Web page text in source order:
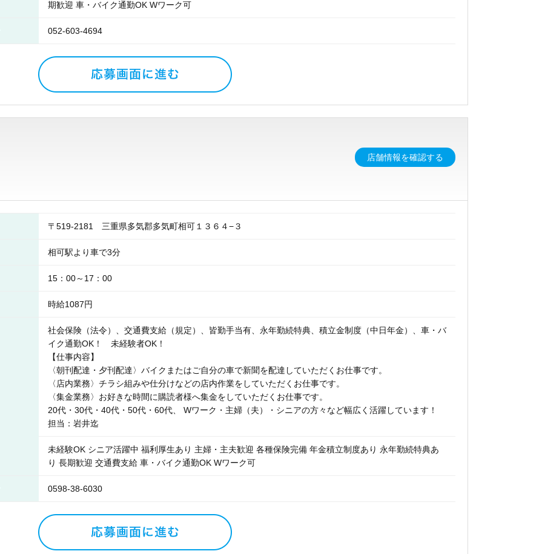
期歓迎 車・バイク通勤OK Wワーク可
052-603-4694
店舗情報を確認する
〒519-2181 三重県多気郡多気町相可１３６４−３
相可駅より車で3分
15：00～17：00
時給1087円
社会保険（法令）、交通費支給（規定）、皆勤手当有、永年勤続特典、積立金制度（中日年金）、車・バ
イク通勤OK！ 未経験者OK！
【仕事内容】
〈朝刊配達・夕刊配達〉バイクまたはご自分の車で新聞を配達していただくお仕事です。
〈店内業務〉チラシ組みや仕分けなどの店内作業をしていただくお仕事です。
〈集金業務〉お好きな時間に購読者様へ集金をしていただくお仕事です。
20代・30代・40代・50代・60代、 Wワーク・主婦（夫）・シニアの方々など幅広く活躍しています！
担当：岩井迄
未経験OK シニア活躍中 福利厚生あり 主婦・主夫歓迎 各種保険完備 年金積立制度あり 永年勤続特典あ
り 長期歓迎 交通費支給 車・バイク通勤OK Wワーク可
0598-38-6030